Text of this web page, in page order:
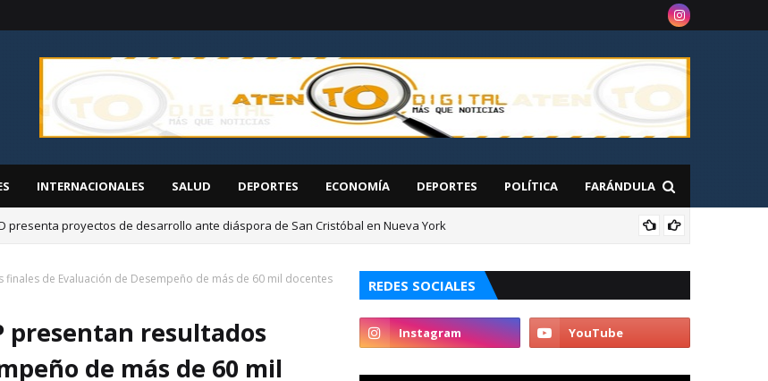
INTERNACIONALES SALUD DEPORTES ECONOMÍA DEPORTES POLÍTICA FARÁNDULA
presenta proyectos de desarrollo ante diáspora de San Cristóbal en Nueva York
de Evaluación de Desempeño de más de 60 mil docentes
presentan resultados
de más de 60 mil
REDES SOCIALES